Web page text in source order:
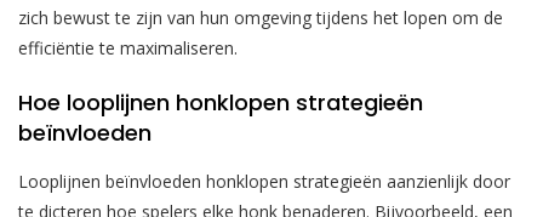
zich bewust te zijn van hun omgeving tijdens het lopen om de
efficiëntie te maximaliseren.
Hoe looplijnen honklopen strategieën
beïnvloeden
Looplijnen beïnvloeden honklopen strategieën aanzienlijk door
te dicteren hoe spelers elke honk benaderen. Bijvoorbeeld, een